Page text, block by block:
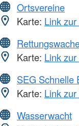
Ortsvereine
Karte: Link
Karte: Link
SEG Schnelle
Karte: Link
Wasserwacht